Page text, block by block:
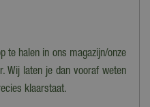
te halen in ons magazijn/onze
Wij laten je dan vooraf weten
klaarstaat.